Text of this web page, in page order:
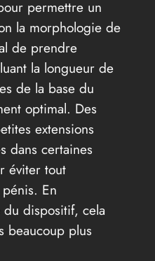
permettre un
la morphologie de
de prendre
la longueur de
de la base du
optimal. Des
extensions
dans certaines
éviter tout
En
dispositif, cela
beaucoup plus